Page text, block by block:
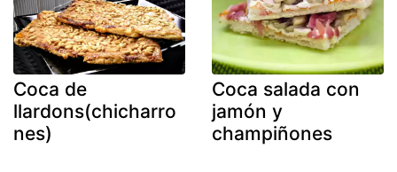
Coca de
llardons(chicharro
nes)
Coca salada con
jamón y
champiñones